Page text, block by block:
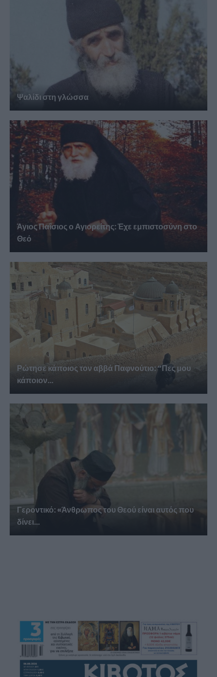
Ψαλίδι στη γλώσσα
Άγιος Παΐσιος ο Αγιορείτης: Ἐχε εμπιστοσύνη στο
Θεό
Ρώτησε κάποιος τον αββά Παφνούτιο: “Πες μου
κάποιον...
Γεροντικό: «Άνθρωπος του Θεού είναι αυτός που
δίνει...